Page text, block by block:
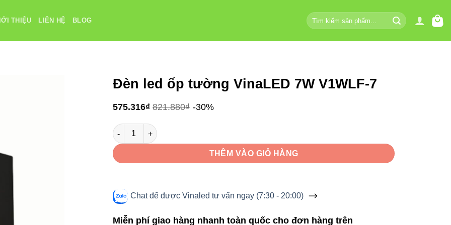
THIỆU LIÊN HỆ BLOG
Tìm
kiếm:
Đèn led ốp tường VinaLED 7W V1WLF-7
575.316₫ 821.880₫ -30%
Đèn led ốp tường VinaLED 7W V1WLF-7 số lượng
THÊM VÀO GIỎ HÀNG
Chat để được Vinaled tư vấn ngay (7:30 - 20:00)
Miễn phí giao hàng nhanh toàn quốc cho đơn hàng trên